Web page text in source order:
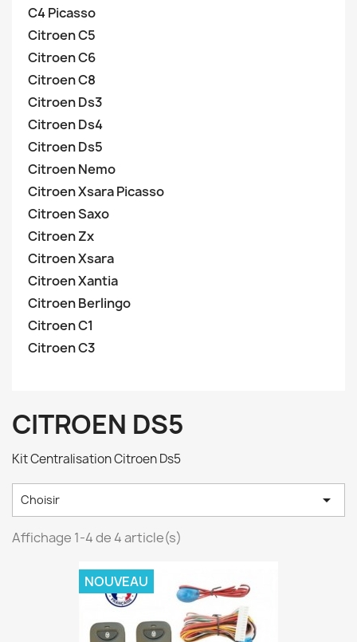
C4 Picasso
Citroen C5
Citroen C6
Citroen C8
Citroen Ds3
Citroen Ds4
Citroen Ds5
Citroen Nemo
Citroen Xsara Picasso
Citroen Saxo
Citroen Zx
Citroen Xsara
Citroen Xantia
Citroen Berlingo
Citroen C1
Citroen C3
CITROEN DS5
Kit Centralisation Citroen Ds5
Choisir 
Affichage 1-4 de 4 article(s)
NOUVEAU